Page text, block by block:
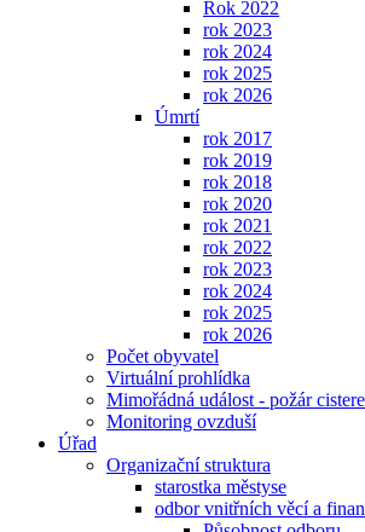
Rok 2022
rok 2023
rok 2024
rok 2025
rok 2026
Úmrtí
rok 2017
rok 2019
rok 2018
rok 2020
rok 2021
rok 2022
rok 2023
rok 2024
rok 2025
rok 2026
Počet obyvatel
Virtuální prohlídka
Mimořádná událost - požár
Monitoring ovzduší
Úřad
Organizační struktura
starostka městyse
odbor vnitřních věcí a